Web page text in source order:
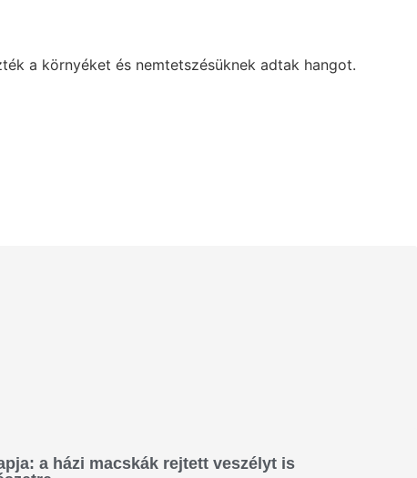
a környéket és nemtetszésüknek adtak hangot.
a házi macskák rejtett veszélyt is